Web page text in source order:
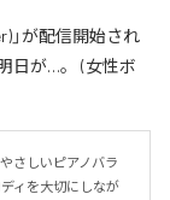
」が配信開始され
日が…。 (女性ボ
さしいピアノバラ
ィを大切にしなが